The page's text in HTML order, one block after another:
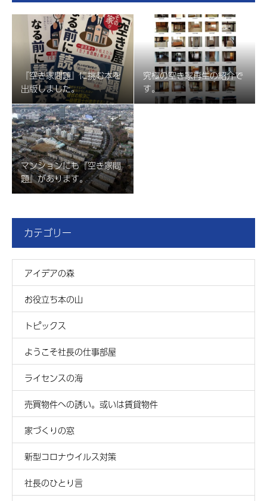
『空き家問題』に挑む本を
出版しました。
究極の空き家再生の紹介で
す。
マンションにも『空き家問
題』があります。
カテゴリー
アイデアの森
お役立ち本の山
トピックス
ようこそ社長の仕事部屋
ライセンスの海
売買物件への誘い。或いは賃貸物件
家づくりの窓
新型コロナウイルス対策
社長のひとり言